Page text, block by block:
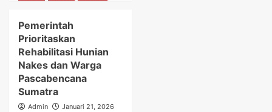
Pemerintah
Prioritaskan
Rehabilitasi Hunian
Nakes dan Warga
Pascabencana
Sumatra
Admin
Januari 21, 2026